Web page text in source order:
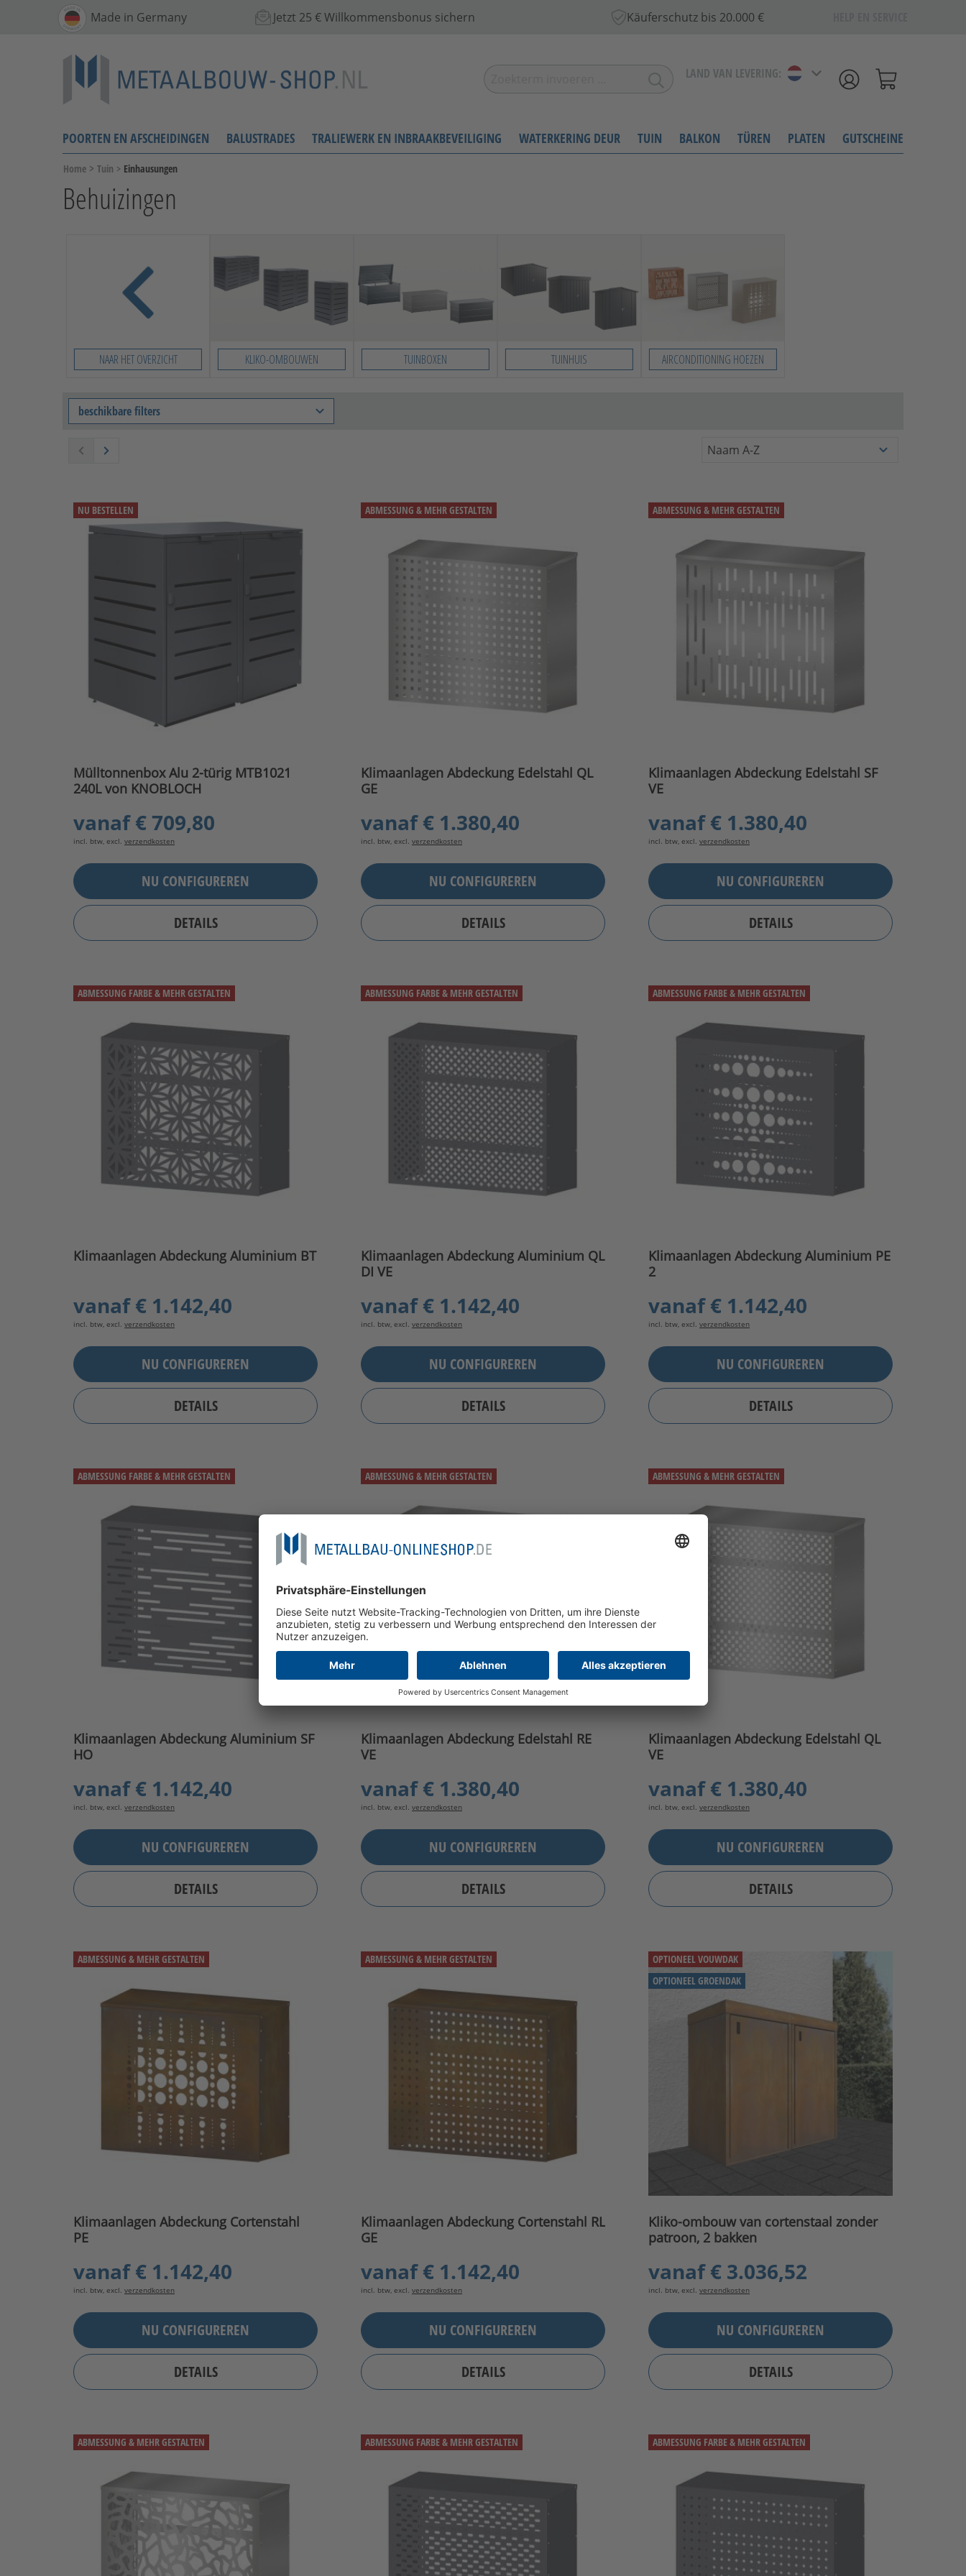
Made in Germany Jetzt 25 € Willkommensbonus sichern Käuferschutz bis 20.000 €
LAND VAN LEVERING:
POORTEN EN AFSCHEIDINGEN BALUSTRADES TRALIEWERK EN INBRAAKBEVEILIGING WATERKERING DEUR TUIN BALKON TÜREN PLATEN GUTSCHEINE
Home > Tuin > Einhausungen
Behuizingen
NAAR HET OVERZICHT KLIKO-OMBOUWEN TUINBOXEN TUINHUIS AIRCONDITIONING HOEZEN
beschikbare filters
NU BESTELLEN
Mülltonnenbox Alu 2-türig MTB1021
240L von KNOBLOCH
vanaf€ 709,80
incl. btw, excl. verzendkosten
NU CONFIGUREREN
DETAILS
ABMESSUNG & MEHR GESTALTEN
Klimaanlagen Abdeckung Edelstahl QL
GE
vanaf€ 1.380,40
incl. btw, excl. verzendkosten
NU CONFIGUREREN
DETAILS
ABMESSUNG & MEHR GESTALTEN
Klimaanlagen Abdeckung Edelstahl SF
VE
vanaf€ 1.380,40
incl. btw, excl. verzendkosten
NU CONFIGUREREN
DETAILS
ABMESSUNG FARBE & MEHR GESTALTEN
Klimaanlagen Abdeckung Aluminium BT
vanaf€ 1.142,40
incl. btw, excl. verzendkosten
NU CONFIGUREREN
DETAILS
ABMESSUNG FARBE & MEHR GESTALTEN
Klimaanlagen Abdeckung Aluminium QL
DI VE
vanaf€ 1.142,40
incl. btw, excl. verzendkosten
NU CONFIGUREREN
DETAILS
ABMESSUNG FARBE & MEHR GESTALTEN
Klimaanlagen Abdeckung Aluminium PE
2
vanaf€ 1.142,40
incl. btw, excl. verzendkosten
NU CONFIGUREREN
DETAILS
ABMESSUNG FARBE & MEHR GESTALTEN
Klimaanlagen Abdeckung Aluminium SF
HO
vanaf€ 1.142,40
incl. btw, excl. verzendkosten
NU CONFIGUREREN
DETAILS
ABMESSUNG & MEHR GESTALTEN
Klimaanlagen Abdeckung Edelstahl RE
VE
vanaf€ 1.380,40
incl. btw, excl. verzendkosten
NU CONFIGUREREN
DETAILS
ABMESSUNG & MEHR GESTALTEN
Klimaanlagen Abdeckung Edelstahl QL
VE
vanaf€ 1.380,40
incl. btw, excl. verzendkosten
NU CONFIGUREREN
DETAILS
ABMESSUNG & MEHR GESTALTEN
Klimaanlagen Abdeckung Cortenstahl
PE
vanaf€ 1.142,40
incl. btw, excl. verzendkosten
NU CONFIGUREREN
DETAILS
ABMESSUNG & MEHR GESTALTEN
Klimaanlagen Abdeckung Cortenstahl RL
GE
vanaf€ 1.142,40
incl. btw, excl. verzendkosten
NU CONFIGUREREN
DETAILS
OPTIONEEL VOUWDAK
OPTIONEEL GROENDAK
Kliko-ombouw van cortenstaal zonder
patroon, 2 bakken
vanaf€ 3.036,52
incl. btw, excl. verzendkosten
NU CONFIGUREREN
DETAILS
ABMESSUNG & MEHR GESTALTEN ABMESSUNG FARBE & MEHR GESTALTEN ABMESSUNG FARBE & MEHR GESTALTEN